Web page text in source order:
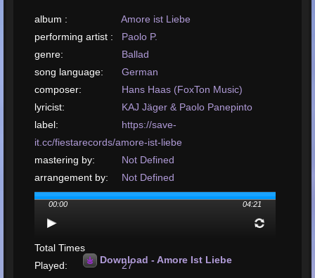
album :
Amore ist Liebe
performing artist :
Paolo P.
genre:
Ballad
song language:
German
composer:
Hans Haas (FoxTon Music)
lyricist:
KAJ Jäger & Paolo Panepinto
label:
https://save-
it.cc/fiestarecords/amore-ist-liebe
mastering by:
Not Defined
arrangement by:
Not Defined
upload or release
upload your song:
Total Times
Played:
27
00:00 04:21
Download - Amore Ist Liebe